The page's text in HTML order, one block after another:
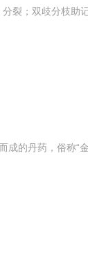
裂；双歧分枝助
成的丹药，俗称“